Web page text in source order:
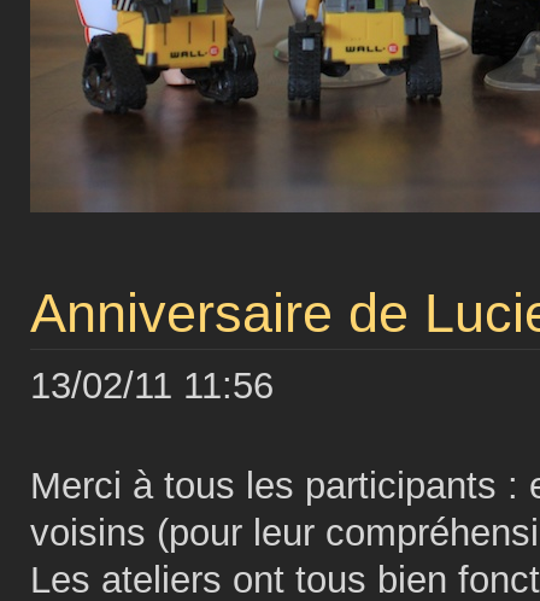
Anniversaire de
13/02/11 11:56
Merci à tous les participants :
voisins (pour leur
Les ateliers ont tous bien